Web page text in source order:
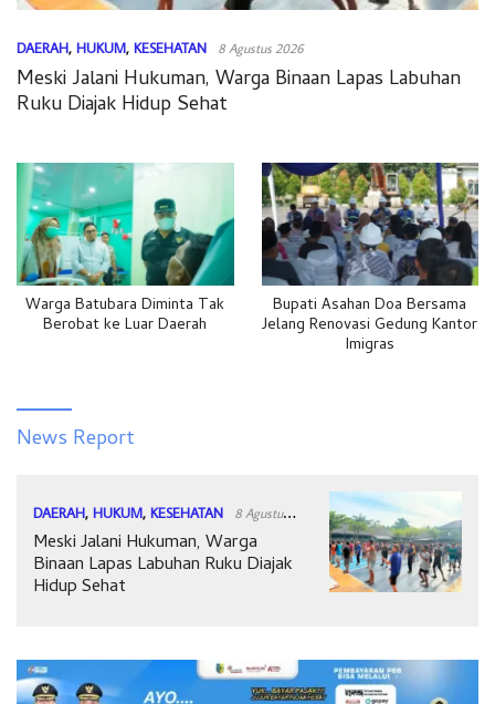
DAERAH, HUKUM, KESEHATAN 8 Agustus 2026
Meski Jalani Hukuman, Warga Binaan Lapas Labuhan
Ruku Diajak Hidup Sehat
Warga Batubara Diminta Tak
Berobat ke Luar Daerah
Bupati Asahan Doa Bersama
Jelang Renovasi Gedung Kantor
Imigras
Ersyah
News Report
DAERAH, HUKUM, KESEHATAN 8 Agustus
2026
Meski Jalani Hukuman, Warga
Binaan Lapas Labuhan Ruku Diajak
Hidup Sehat